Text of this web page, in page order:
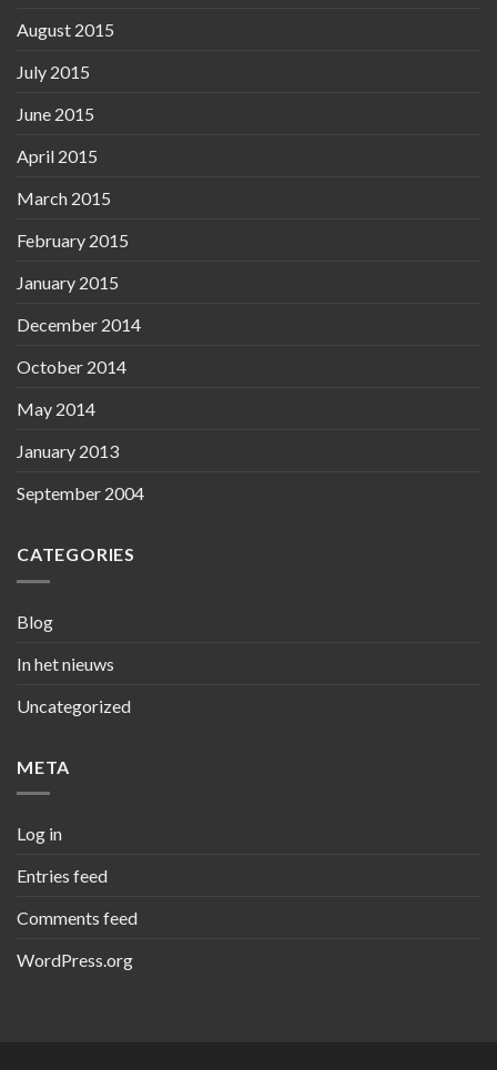
August 2015
July 2015
June 2015
April 2015
March 2015
February 2015
January 2015
December 2014
October 2014
May 2014
January 2013
September 2004
CATEGORIES
Blog
In het nieuws
Uncategorized
META
Log in
Entries feed
Comments feed
WordPress.org